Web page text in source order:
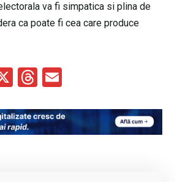
va fi simpatica si plina de
ca poate fi cea care produce
X
T
e
a
ail